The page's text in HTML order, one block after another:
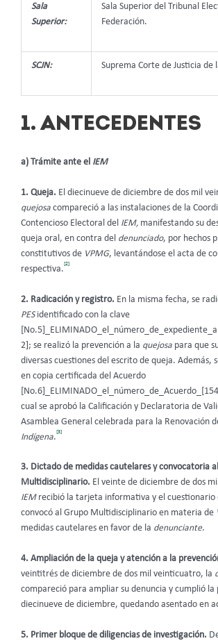
Sala
Superior:
Sala Superior del Tribunal
Federación.
SCJN: Suprema Corte de Justicia de
1. ANTECEDENTES
a) Trámite ante el IEM
1. Queja. El diecinueve de diciembre de dos mil
quejosa compareció a las instalaciones de la
Contencioso Electoral del IEM, manifestando su
queja oral, en contra del denunciado, por hechos
constitutivos de VPMG, levantándose el acta de
respectiva.
[2]
2. Radicación y registro. En la misma fecha, se
PESidentificado con la clave
2]; se realizó la prevención a la quejosa para que
diversas cuestiones del escrito de queja. Además,
en copia certificada del Acuerdo
cual se aprobó la Calificación y Declaratoria de
Asamblea General celebrada para la Renovación
Indígena.
[3]
3. Dictado de medidas cautelares y convocatoria
Multidisciplinario. El veinte de diciembre de dos
IEM recibió la tarjeta informativa y el cuestionario
convocó al Grupo Multidisciplinario en materia de
medidas cautelares en favor de la denunciante.
4. Ampliación de la queja y atención a la
veintitrés de diciembre de dos mil veinticuatro, la
compareció para ampliar su denuncia y cumplió la
diecinueve de diciembre, quedando asentado en
5. Primer bloque de diligencias de investigación.